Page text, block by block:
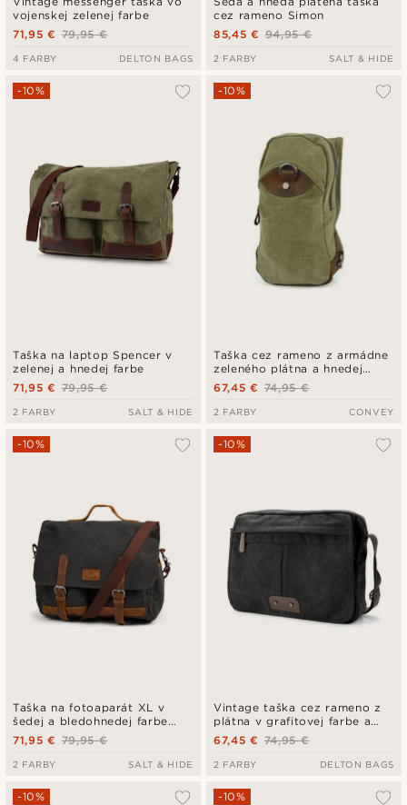
vojenskej zelenej farbe
79,95 €
71,95 €
4 FARBY DELTON BAGS
cez rameno Simon
94,95 €
85,45 €
2 FARBY SALT & HIDE
Taška na laptop Spencer v
zelenej a hnedej farbe
-10%
79,95 €
71,95 €
2 FARBY SALT & HIDE
Taška cez rameno z armádne
zeleného plátna a hnedej
kože
-10%
74,95 €
67,45 €
2 FARBY CONVEY
Taška na fotoaparát XL v
šedej a bledohnedej farbe
Strom
-10%
79,95 €
71,95 €
2 FARBY SALT & HIDE
Vintage taška cez rameno z
plátna v grafitovej farbe a
hnedej kože
-10%
74,95 €
67,45 €
2 FARBY DELTON BAGS
-10% -10%